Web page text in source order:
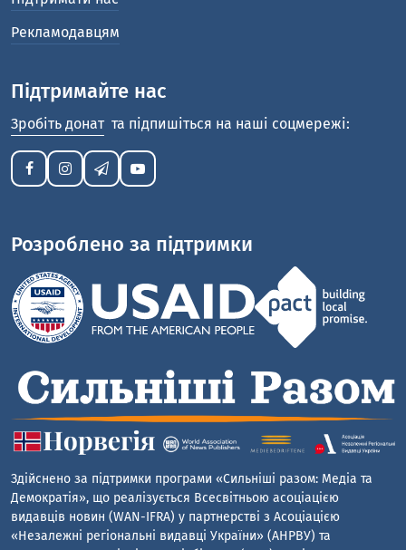
Рекламодавцям
Підтримайте нас
Зробіть донат та підпишіться на наші соцмережі:
Розроблено за підтримки
Здійснено за підтримки програми «Сильніші разом: Медіа та
Демократія», що реалізується Всесвітньою асоціацією
видавців новин (WAN-IFRA) у партнерстві з Асоціацією
«Незалежні регіональні видавці України» (АНРВУ) та